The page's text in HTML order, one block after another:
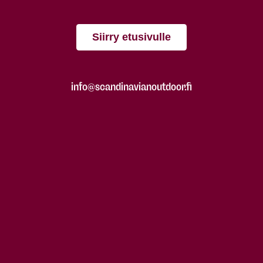
Siirry etusivulle
info@scandinavianoutdoor.fi